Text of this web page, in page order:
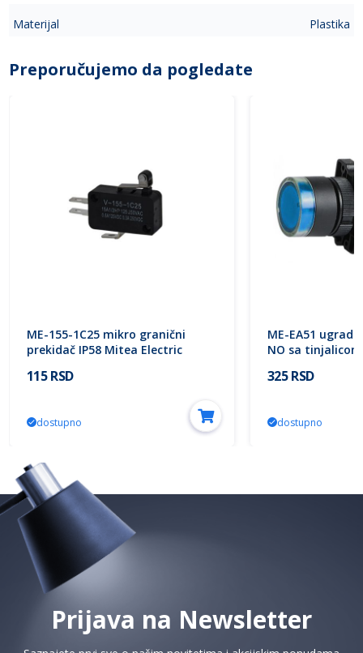
Materijal Plastika
Preporučujemo da pogledate
ME-155-1C25 mikro granični
prekidač IP58 Mitea Electric
115 RSD
dostupno
ME-EA51
NO sa
325 RSD
dostupno
Prijava na Newsletter